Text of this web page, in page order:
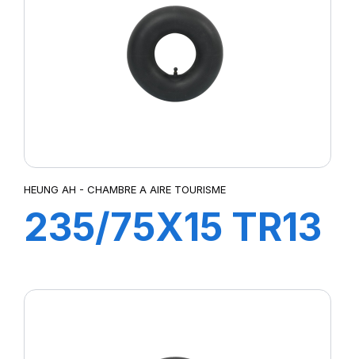
HEUNG AH - CHAMBRE A AIRE TOURISME
235/75X15 TR13